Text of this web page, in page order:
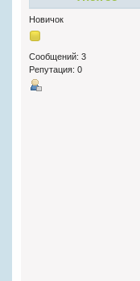
Новичок
Сообщений: 3
Репутация: 0